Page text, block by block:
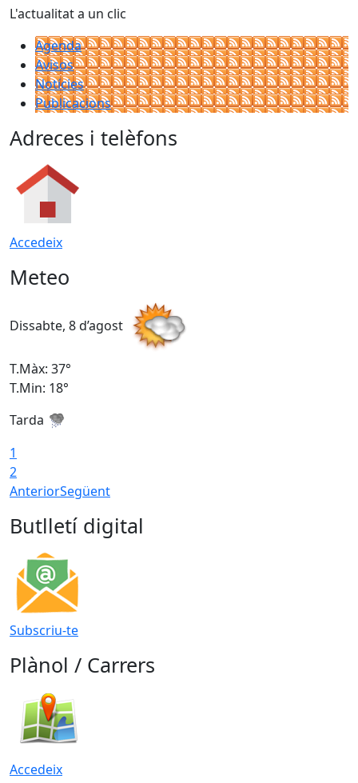
L'actualitat a un clic
Agenda
Avisos
Notícies
Publicacions
Adreces i telèfons
Accedeix
Meteo
Dissabte, 8 d’agost
T.Màx: 37°
T.Min: 18°
Tarda
1
2
AnteriorSegüent
Butlletí digital
Subscriu-te
Plànol / Carrers
Accedeix